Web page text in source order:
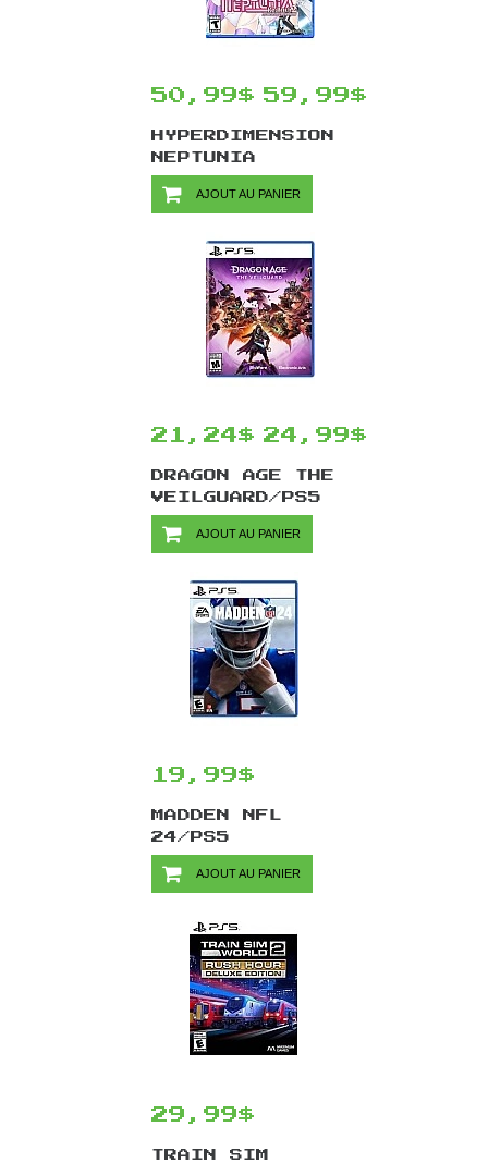
50,99$ 59,99$
HYPERDIMENSION
NEPTUNIA
RE;BIRTH2:
SISTERS
AJOUT AU PANIER
21,24$ 24,99$
DRAGON AGE THE
VEILGUARD/PS5
AJOUT AU PANIER
19,99$
MADDEN NFL
24/PS5
AJOUT AU PANIER
29,99$
TRAIN SIM